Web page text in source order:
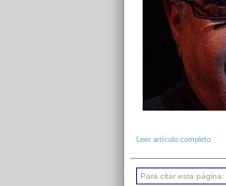
Leer artículo completo
Para citar esta página: